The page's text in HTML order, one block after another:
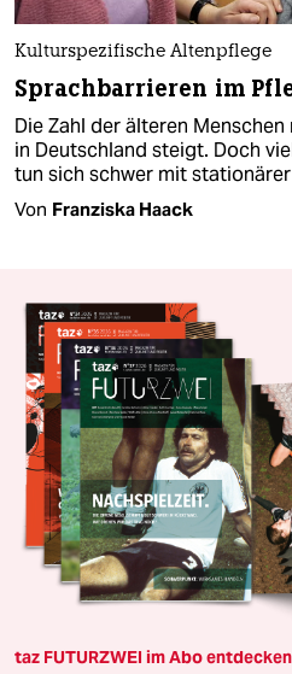
Kulturspezifische Altenpflege
Sprachbarrieren im
Die Zahl der älteren
in Deutschland steigt. Doch
tun sich schwer mit
Von Franziska Haack
taz FUTURZWEI im Abo entdecken